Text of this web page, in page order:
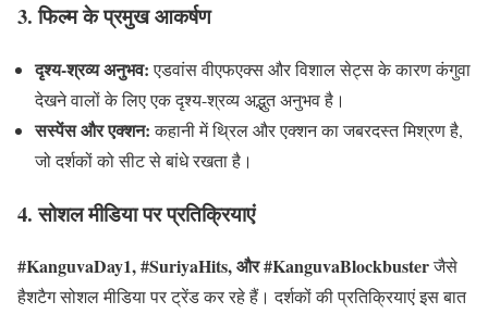
3. फिल्म के प्रमुख आकर्षण
दृश्य-श्रव्य अनुभव:एडवांस वीएफएक्स और विशाल सेट्स के कारण कंगुवा
देखने वालों के लिए एक दृश्य-श्रव्य अद्भुत अनुभव है।
सस्पेंस और एक्शन:कहानी में थ्रिल और एक्शन का जबरदस्त मिश्रण है,
जो दर्शकों को सीट से बांधे रखता है।
4. सोशल मीडिया पर प्रतिक्रियाएं
#KanguvaDay1, #SuriyaHits, और #KanguvaBlockbusterजैसे
हैशटैग सोशल मीडिया पर ट्रेंड कर रहे हैं। दर्शकों की प्रतिक्रियाएं इस बात